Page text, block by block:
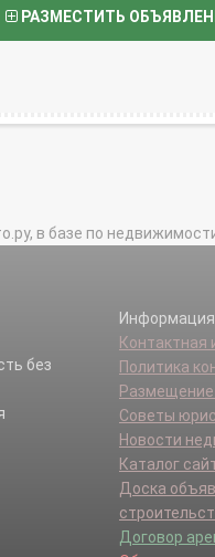
РАЗМЕСТИТЬ
в базе по
без
Политика
Советы
Новости
Каталог
Доска
Договор